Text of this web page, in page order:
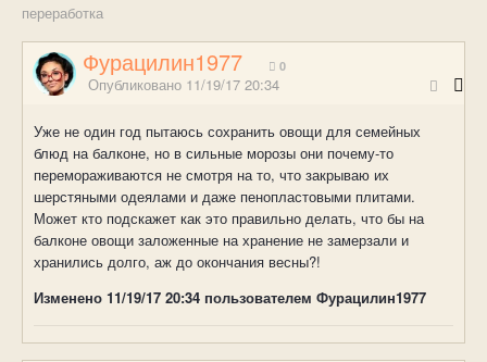
переработка
Фурацилин1977 0
Опубликовано 11/19/17 20:34
Уже не один год пытаюсь сохранить овощи для семейных
блюд на балконе, но в сильные морозы они почему-то
перемораживаются не смотря на то, что закрываю их
шерстяными одеялами и даже пенопластовыми плитами.
Может кто подскажет как это правильно делать, что бы на
балконе овощи заложенные на хранение не замерзали и
хранились долго, аж до окончания весны?!
Изменено 11/19/17 20:34 пользователем Фурацилин1977